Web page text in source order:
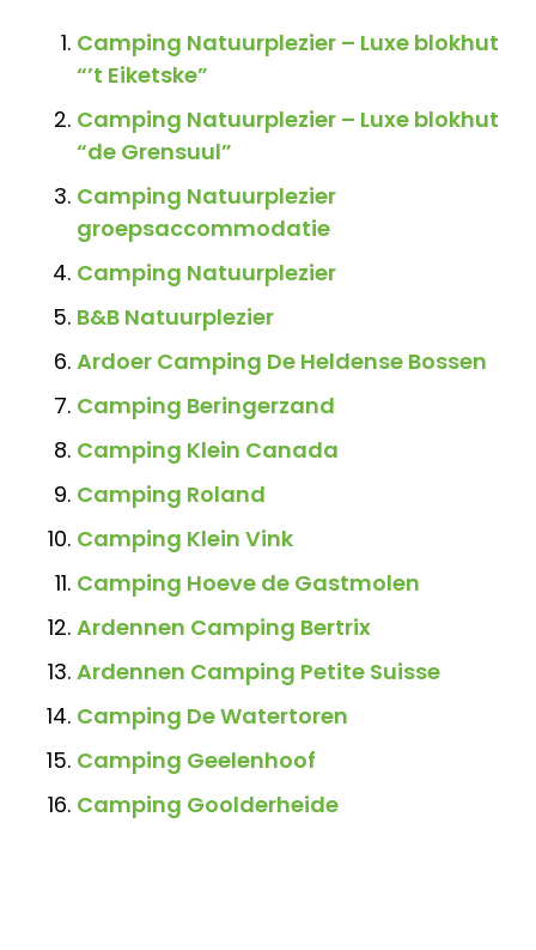
Camping Natuurplezier – Luxe blokhut
“’t Eiketske”
Camping Natuurplezier – Luxe blokhut
“de Grensuul”
Camping Natuurplezier
groepsaccommodatie
Camping Natuurplezier
B&B Natuurplezier
Ardoer Camping De Heldense Bossen
Camping Beringerzand
Camping Klein Canada
Camping Roland
Camping Klein Vink
Camping Hoeve de Gastmolen
Ardennen Camping Bertrix
Ardennen Camping Petite Suisse
Camping De Watertoren
Camping Geelenhoof
Camping Goolderheide